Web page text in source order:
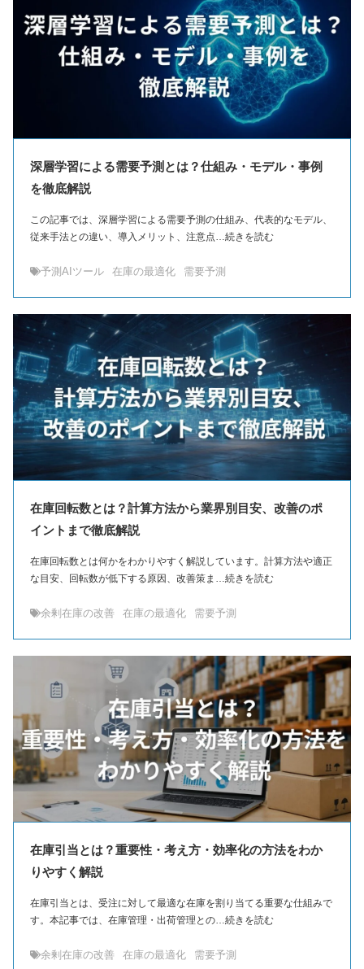
深層学習による需要予測とは？仕組み・モデル・事例
を徹底解説
この記事では、深層学習による需要予測の仕組み、代表的なモデル、
従来手法との違い、導入メリット、注意点…続きを読む
予測AIツール 在庫の最適化 需要予測
在庫回転数とは？計算方法から業界別目安、改善のポ
イントまで徹底解説
在庫回転数とは何かをわかりやすく解説しています。計算方法や適正
な目安、回転数が低下する原因、改善策ま…続きを読む
余剰在庫の改善 在庫の最適化 需要予測
在庫引当とは？重要性・考え方・効率化の方法をわか
りやすく解説
在庫引当とは、受注に対して最適な在庫を割り当てる重要な仕組みで
す。本記事では、在庫管理・出荷管理との…続きを読む
余剰在庫の改善 在庫の最適化 需要予測